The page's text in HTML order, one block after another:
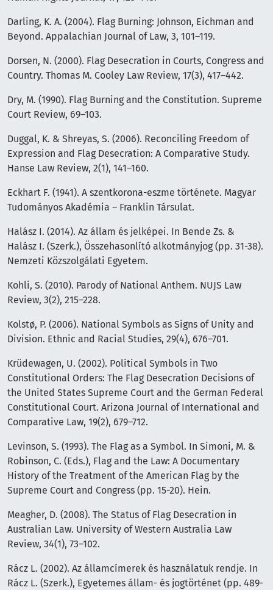
Darling, K. A. (2004). Flag Burning: Johnson, Eichman and
Beyond. Appalachian Journal of Law, 3, 101–119.
Dorsen, N. (2000). Flag Desecration in Courts, Congress and
Country. Thomas M. Cooley Law Review, 17(3), 417–442.
Dry, M. (1990). Flag Burning and the Constitution. Supreme
Court Review, 69–103.
Duggal, K. & Shreyas, S. (2006). Reconciling Freedom of
Expression and Flag Desecration: A Comparative Study.
Hanse Law Review, 2(1), 141–160.
Eckhart F. (1941). A szentkorona-eszme története. Magyar
Tudományos Akadémia – Franklin Társulat.
Halász I. (2014). Az állam és jelképei. In Bende Zs. &
Halász I. (Szerk.), Összehasonlító alkotmányjog (pp. 31-38).
Nemzeti Közszolgálati Egyetem.
Kohli, S. (2010). Parody of National Anthem. NUJS Law
Review, 3(2), 215–228.
Kolstø, P. (2006). National Symbols as Signs of Unity and
Division. Ethnic and Racial Studies, 29(4), 676–701.
Krüdewagen, U. (2002). Political Symbols in Two
Constitutional Orders: The Flag Desecration Decisions of
the United States Supreme Court and the German Federal
Constitutional Court. Arizona Journal of International and
Comparative Law, 19(2), 679–712.
Levinson, S. (1993). The Flag as a Symbol. In Simoni, M. &
Robinson, C. (Eds.), Flag and the Law: A Documentary
History of the Treatment of the American Flag by the
Supreme Court and Congress (pp. 15-20). Hein.
Meagher, D. (2008). The Status of Flag Desecration in
Australian Law. University of Western Australia Law
Review, 34(1), 73–102.
Rácz L. (2002). Az államcímerek és használatuk rendje. In
Rácz L. (Szerk.), Egyetemes állam- és jogtörténet (pp. 489-